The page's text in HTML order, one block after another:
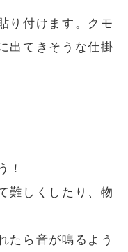
り付けます。クモ
出てきそうな仕掛
！
難しくしたり、物
たら音が鳴るよう